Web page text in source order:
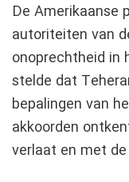
De Amerikaanse
autoriteiten van
onoprechtheid in
stelde dat
bepalingen van
akkoorden
verlaat en met